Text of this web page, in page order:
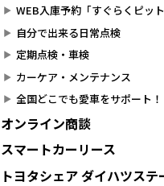
WEB入庫予約「すぐらくピット
自分で出来る日常点検
定期点検・車検
カーケア・メンテナンス
全国どこでも愛車をサポート！
オンライン商談
スマートカーリース
トヨタシェア ダイハツステ